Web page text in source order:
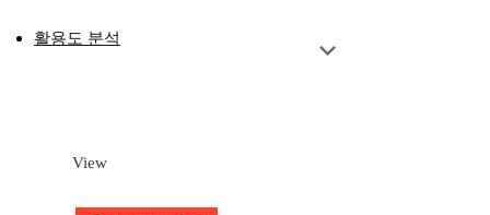
활용도 분석
View